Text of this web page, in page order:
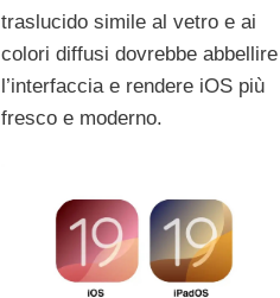
traslucido simile al vetro e ai
colori diffusi dovrebbe abbellire
l’interfaccia e rendere iOS più
fresco e moderno.